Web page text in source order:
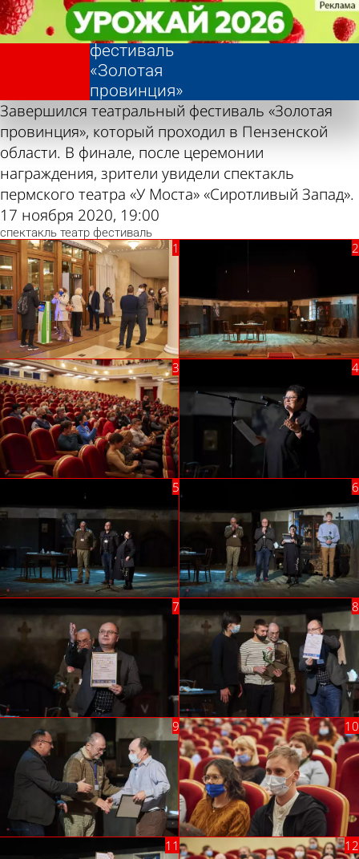
Завершен
театральный
фестиваль
«Золотая
провинция»
Фотолента,
«Культура»
Завершился театральный фестиваль «Золотая
провинция», который проходил в Пензенской
области. В финале, после церемонии
награждения, зрители увидели спектакль
пермского театра «У Моста» «Сиротливый Запад».
17 ноября 2020, 19:00
спектакль театр фестиваль
Завершен
театральный
фестиваль
«Золотая
провинция»
Фотолента,
«Культура»